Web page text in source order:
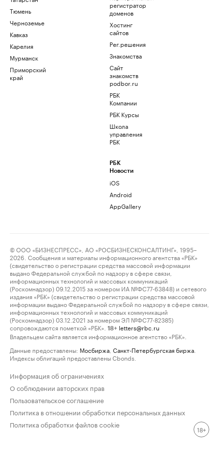
Тюмень
Черноземье
Кавказ
Карелия
Мурманск
Приморский
край
регистратор
доменов
Хостинг
сайтов
Рег.решения
Знакомства
Сайт
знакомств
podbor.ru
РБК
Компании
РБК Курсы
Школа
управления
РБК
РБК
Новости
iOS
Android
AppGallery
© ООО «БИЗНЕСПРЕСС», АО «РОСБИЗНЕСКОНСАЛТИНГ», 1995–
2026. Сообщения и материалы информационного агентства «РБК»
(свидетельство о регистрации средства массовой информации
выдано Федеральной службой по надзору в сфере связи,
информационных технологий и массовых коммуникаций
(Роскомнадзор) 09.12.2015 за номером ИА №ФС77-63848) и сетевого
издания «РБК» (свидетельство о регистрации средства массовой
информации выдано Федеральной службой по надзору в сфере связи,
информационных технологий и массовых коммуникаций
(Роскомнадзор) 03.12.2021 за номером ЭЛ №ФС77-82385)
сопровождаются пометкой «РБК».
18+ letters@rbc.ru
Владельцем сайта является информационное агентство «РБК».
Данные предоставлены: Мосбиржа Санкт-Петербургская биржа
Индексы облигаций предоставлены Cbonds.
Информация об ограничениях
О соблюдении авторских прав
Пользовательское соглашение
Политика в отношении обработки персональных данных
Политика обработки файлов cookie
18+